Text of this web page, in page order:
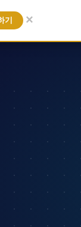
기 ×